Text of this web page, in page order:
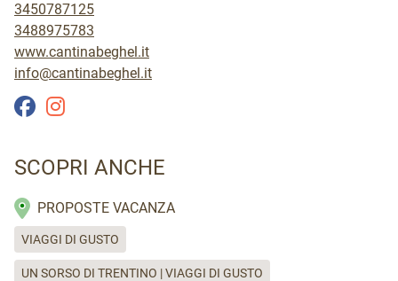
3450787125
3488975783
www.cantinabeghel.it
info@cantinabeghel.it
SCOPRI ANCHE
PROPOSTE VACANZA
VIAGGI DI GUSTO
UN SORSO DI TRENTINO | VIAGGI DI GUSTO